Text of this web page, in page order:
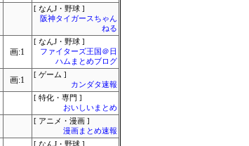
[ なんJ・野球 ]
阪神タイガースちゃん
ねる
画:1
[ なんJ・野球 ]
ファイターズ王国＠日
ハムまとめブログ
画:1
[ ゲーム ]
カンダタ速報
[ 特化・専門 ]
おいしいまとめ
[ アニメ・漫画 ]
漫画まとめ速報
[ なんJ・野球 ]